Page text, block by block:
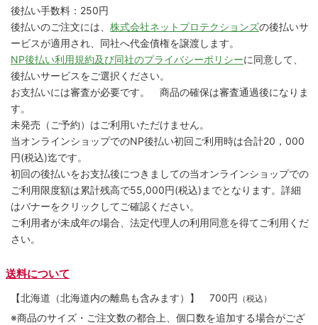
後払い手数料：250円
後払いのご注文には、 株式会社ネットプロテクションズの後払いサ
ービスが適用され、同社へ代金債権を譲渡します。
NP後払い利用規約及び同社のプライバシーポリシーに同意して、
後払いサービスをご選択ください。
お支払いには審査が必要です。 商品の確保は審査通過後になりま
す。
未発売（ご予約）はご利用いただけません。
当オンラインショップでのNP後払い初回ご利用時は合計20，000
円(税込)迄です。
初回の後払いをお支払後につきましての当オンラインショップでの
ご利用限度額は累計残高で55,000円(税込)までとなります。詳細
はバナーをクリックしてご確認ください。
ご利用者が未成年の場合、法定代理人の利用同意を得てご利用くだ
さい。
送料について
【北海道（北海道内の離島も含みます）】 700円 （税込）
※商品のサイズ・ご注文数の都合上、個口数を追加する場合がござ